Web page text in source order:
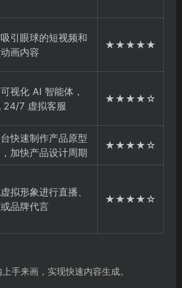
引眼球的短视频和
画内容
★★★★★
视化 AI 智能体，
24/7 虚拟客服
★★★★☆
快速制作产品原型
加快产品设计周期
★★★★☆
拟形象进行直播、
品牌代言
★★★★☆
手来画，实现快速内容生成。